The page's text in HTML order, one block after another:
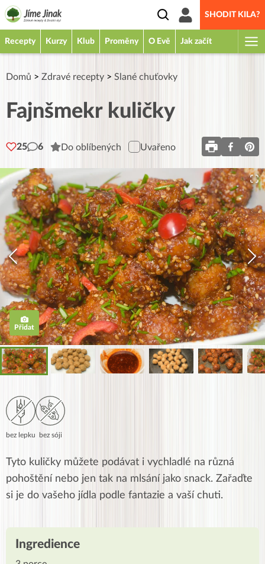
SHODIT KILA?
Recepty Kurzy Klub Proměny O Evě Jak začít
Domů > Zdravé recepty > Slané chuťovky
Fajnšmekr kuličky
25 6 Do oblíbených Uvařeno
Přidat
bez lepku bez sóji
Tyto kuličky můžete podávat i vychladlé na různá
pohoštění nebo jen tak na mlsání jako snack. Zařaďte
si je do vašeho jídla podle fantazie a vaší chuti.
Ingredience